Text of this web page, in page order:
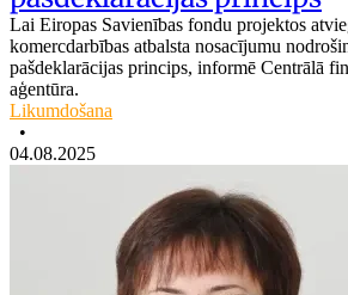
Lai Eiropas Savienības fondu projektos
komercdarbības atbalsta nosacījumu
pašdeklarācijas princips, informē Centrālā
aģentūra.
Likumdošana
•
04.08.2025